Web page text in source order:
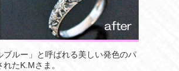
ブルー」と呼ばれる美しい発色のパ
たK.Mさま。